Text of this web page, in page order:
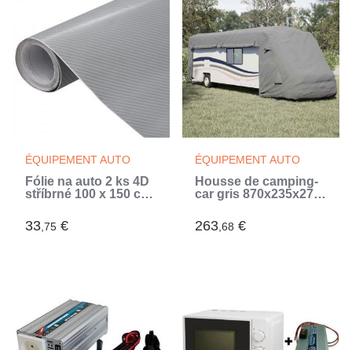
ÉQUIPEMENT AUTO
Fólie na auto 2 ks 4D
stříbrné 100 x 150 cm
33,75 €
ÉQUIPEMENT AUTO
Housse de camping-
car gris 870x235x275
(Gris)
263,68 €